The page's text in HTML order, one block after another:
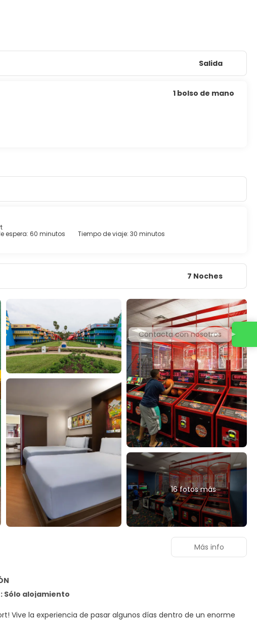
Salida
1 bolso de mano
espera: 60 minutos Tiempo de viaje: 30 minutos
7 Noches
16 fotos más
Sólo alojamiento
Vive la experiencia de pasar algunos días dentro de un enorme
Más info
Contacta con nosotros